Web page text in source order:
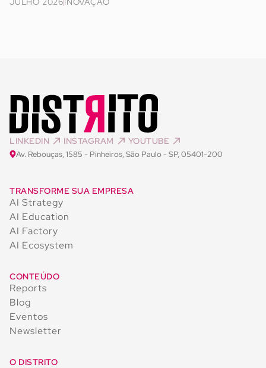
LINKEDIN INSTAGRAM YOUTUBE
Av. Rebouças, 1585 - Pinheiros, São Paulo - SP, 05401-200
TRANSFORME SUA EMPRESA
AI Strategy
AI Education
AI Factory
AI Ecosystem
CONTEÚDO
Reports
Blog
Eventos
Newsletter
O DISTRITO